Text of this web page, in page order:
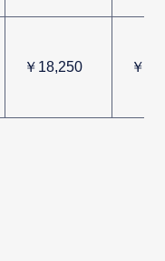
￥18,250 ￥